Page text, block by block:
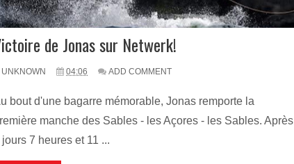
de Jonas sur Netwerk!
UNKNOWN 04:06 ADD COMMENT
bout d'une bagarre mémorable, Jonas remporte la
manche des Sables - les Açores - les Sables. Après
jours 7 heures et 11 ...